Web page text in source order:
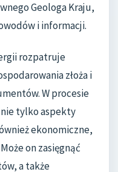
Geologa Kraju,
i informacji.
rozpatruje
złoża i
W procesie
tylko aspekty
ekonomiczne,
on zasięgnąć
a także